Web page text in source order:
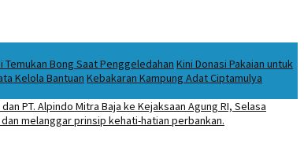
Bong Saat Penggeledahan Kini Donasi Pakaian untuk
Kelola Bantuan Kebakaran Kampung Adat Ciptamulya